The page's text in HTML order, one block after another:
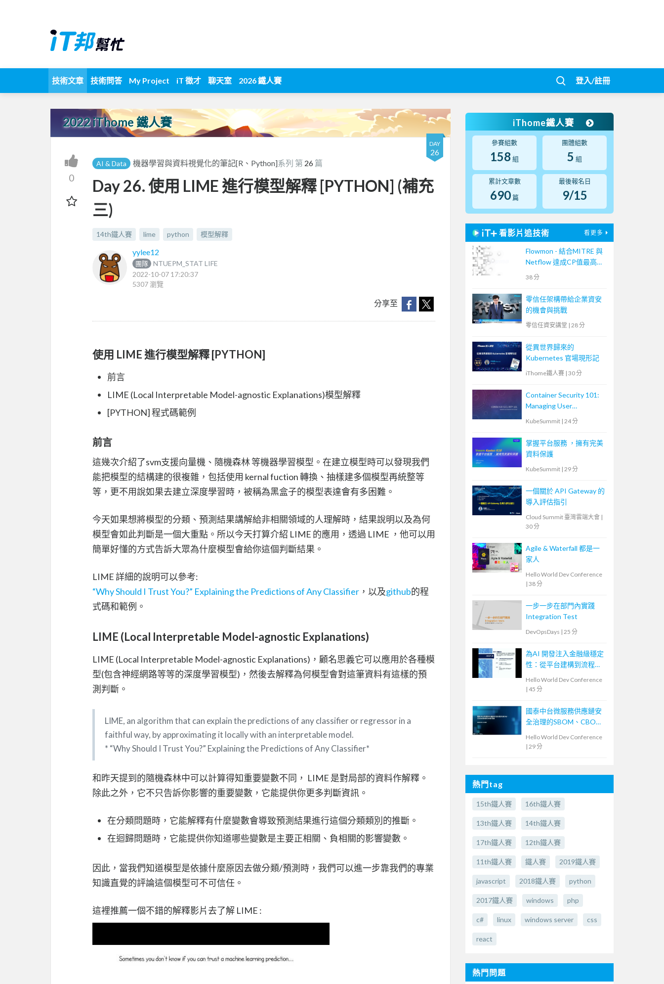
技術文章 技術問答 My Project iT 徵才 聊天室 2026 鐵人賽 登入/註冊
2022 iThome 鐵人賽
DAY
26
0
AI & Data 機器學習與資料視覺化的筆記[R、Python]系列 第 26 篇
Day 26. 使用 LIME 進行模型解釋 [PYTHON] (補充
三)
14th鐵人賽 lime python 模型解釋
yylee12
團隊
NTUEPM_STAT LIFE
2022-10-07 17:20:37
5307 瀏覽
分享至
使用 LIME 進行模型解釋 [PYTHON]
前言
LIME (Local Interpretable Model-agnostic Explanations)模型解釋
[PYTHON] 程式碼範例
前言
這幾次介紹了svm支援向量機、隨機森林 等機器學習模型。在建立模型時可以發現我們
能把模型的結構建的很複雜，包括使用 kernal fuction 轉換、抽樣建多個模型再統整等
等，更不用說如果去建立深度學習時，被稱為黑盒子的模型表達會有多困難。
今天如果想將模型的分類、預測結果講解給非相關領域的人理解時，結果說明以及為何
模型會如此判斷是一個大重點。所以今天打算介紹 LIME 的應用，透過 LIME ，他可以用
簡單好懂的方式告訴大眾為什麼模型會給你這個判斷結果。
LIME 詳細的說明可以參考:
“Why Should I Trust You?” Explaining the Predictions of Any Classifier ，以及github的程
式碼和範例。
LIME (Local Interpretable Model-agnostic Explanations)
LIME (Local Interpretable Model-agnostic Explanations)，顧名思義它可以應用於各種模
型(包含神經網路等等的深度學習模型)，然後去解釋為何模型會對這筆資料有這樣的預
測判斷。
LIME, an algorithm that can explain the predictions of any classifier or regressor in a
faithful way, by approximating it locally with an interpretable model.
* “Why Should I Trust You?” Explaining the Predictions of Any Classifier*
和昨天提到的隨機森林中可以計算得知重要變數不同， LIME 是對局部的資料作解釋。
除此之外，它不只告訴你影響的重要變數，它能提供你更多判斷資訊。
在分類問題時，它能解釋有什麼變數會導致預測結果進行這個分類類別的推斷。
在迴歸問題時，它能提供你知道哪些變數是主要正相關、負相關的影響變數。
因此，當我們知道模型是依據什麼原因去做分類/預測時，我們可以進一步靠我們的專業
知識直覺的評論這個模型可不可信任。
這裡推薦一個不錯的解釋影片去了解 LIME :
iThome鐵人賽
參賽組數
158 組
團體組數
5 組
累計文章數
690 篇
最後報名日
9/15
看影片追技術 看更多
Flowmon - 結合MITRE 與
Netflow 達成CP值最高的
資安事件應變手段
38 分
零信任架構帶給企業資安
的機會與挑戰
零信任資安講堂 | 28 分
從異世界歸來的
Kubernetes 官場現形記
iThome鐵人賽 | 30 分
Container Security 101:
Managing User
Permissions for Volumes
KubeSummit | 24 分
掌握平台服務 ，擁有完美
資料保護
KubeSummit | 29 分
一個關於 API Gateway 的
導入評估指引
Cloud Summit 臺灣雲端大會 |
30 分
Agile & Waterfall 都是一
家人
Hello World Dev Conference
| 38 分
一步一步在部門內實踐
Integration Test
DevOpsDays | 25 分
為AI 開發注入金融級穩定
性：從平台建構到流程自
Hello World Dev Conference
| 45 分
國泰中台微服務供應鏈安
全治理的SBOM、CBOM
Hello World Dev Conference
| 29 分
熱門tag
15th鐵人賽 16th鐵人賽
13th鐵人賽 14th鐵人賽
17th鐵人賽 12th鐵人賽
11th鐵人賽 鐵人賽 2019鐵人賽
javascript 2018鐵人賽 python
2017鐵人賽 windows php
c# linux windows server css
react
熱門問題